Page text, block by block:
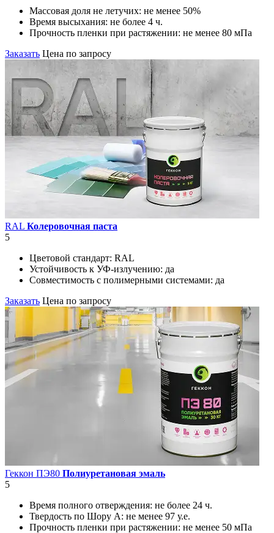
Массовая доля не летучих: не менее 50%
Время высыхания: не более 4 ч.
Прочность пленки при растяжении: не менее 80 мПа
Заказать Цена по запросу
RAL Колеровочная паста
5
Цветовой стандарт: RAL
Устойчивость к УФ-излучению: да
Совместимость с полимерными системами: да
Заказать Цена по запросу
Геккон ПЭ80 Полиуретановая эмаль
5
Время полного отверждения: не более 24 ч.
Твердость по Шору А: не менее 97 у.е.
Прочность пленки при растяжении: не менее 50 мПа